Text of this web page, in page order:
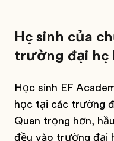
Học sinh của
trường đại học
Học sinh EF
học tại các trường
Quan trọng hơn,
đều vào trường đại